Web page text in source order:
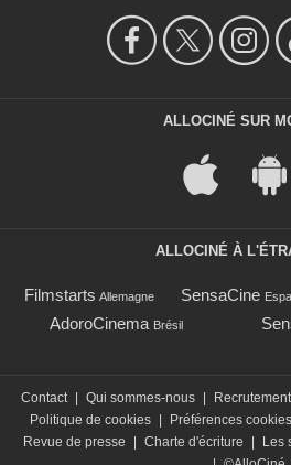
ALLOCINÉ SUR
ALLOCINÉ À
Filmstarts Allemagne SensaCine
AdoroCinema Brésil
Contact Qui sommes-nous Recrutement
Politique de cookies
Préférences cookies
Revue de presse
Charte d'écriture Les